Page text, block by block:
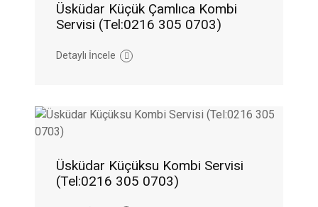
Üsküdar Küçük Çamlıca Kombi
Servisi (Tel:0216 305 0703)
Detaylı İncele
Üsküdar Küçüksu Kombi Servisi
(Tel:0216 305 0703)